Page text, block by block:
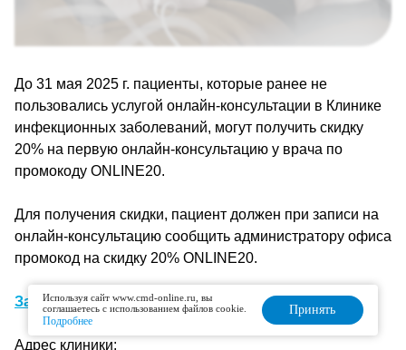
До 31 мая 2025 г. пациенты, которые ранее не
пользовались услугой онлайн-консультации в Клинике
инфекционных заболеваний, могут получить скидку
20% на первую онлайн-консультацию у врача по
промокоду ONLINE20.
Для получения скидки, пациент должен при записи на
онлайн-консультацию сообщить администратору офиса
промокод на скидку 20% ONLINE20.
Записаться на онлайн-консультацию
Адрес клиники:
Используя сайт www.cmd-online.ru, вы
соглашаетесь с использованием файлов cookie.
Подробнее
Принять